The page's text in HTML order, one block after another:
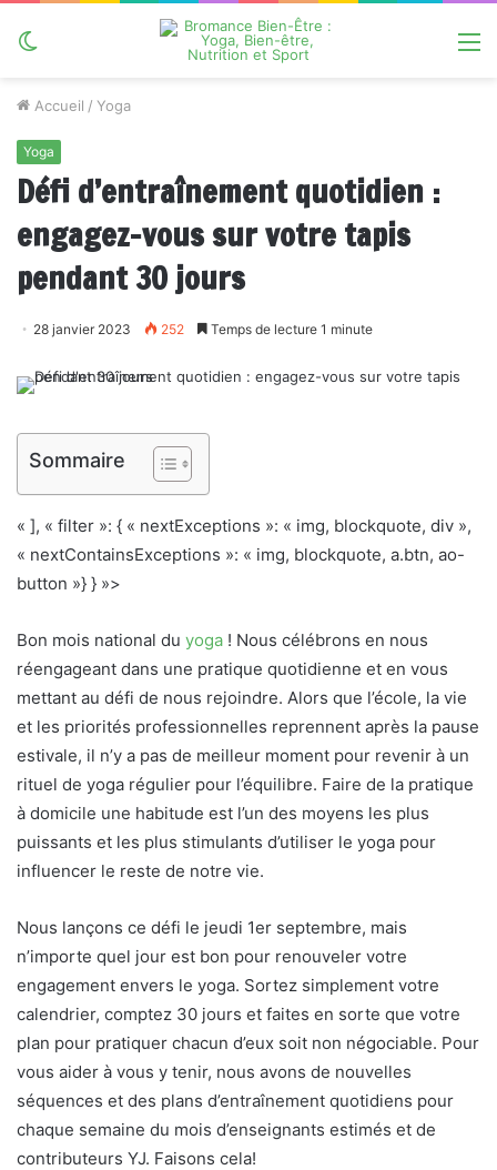
Accueil / Yoga
Yoga
Défi d’entraînement quotidien :
engagez-vous sur votre tapis
pendant 30 jours
28 janvier 2023 252 Temps de lecture 1 minute
Sommaire
« ], « filter »: { « nextExceptions »: « img, blockquote, div »,
« nextContainsExceptions »: « img, blockquote, a.btn, ao-
button »} } »>
Bon mois national du yoga ! Nous célébrons en nous
réengageant dans une pratique quotidienne et en vous
mettant au défi de nous rejoindre. Alors que l’école, la vie
et les priorités professionnelles reprennent après la pause
estivale, il n’y a pas de meilleur moment pour revenir à un
rituel de yoga régulier pour l’équilibre. Faire de la pratique
à domicile une habitude est l’un des moyens les plus
puissants et les plus stimulants d’utiliser le yoga pour
influencer le reste de notre vie.
Nous lançons ce défi le jeudi 1er septembre, mais
n’importe quel jour est bon pour renouveler votre
engagement envers le yoga. Sortez simplement votre
calendrier, comptez 30 jours et faites en sorte que votre
plan pour pratiquer chacun d’eux soit non négociable. Pour
vous aider à vous y tenir, nous avons de nouvelles
séquences et des plans d’entraînement quotidiens pour
chaque semaine du mois d’enseignants estimés et de
contributeurs YJ. Faisons cela!